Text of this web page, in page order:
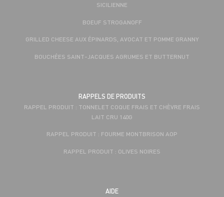
SICILIENNE
BOEUF STROGANOFF
GRILLED CHEESE AUX ÉPINARDS, AVOCAT ET POMME GRANNY
BOUCHÉES SAINT-JACQUES AGRUMES ET BUTTERNUT
RAPPELS DE PRODUITS
RAPPEL PRODUIT : TONNELET COQUE FRAIS ET CHÈVRE FRAIS
LAIT CRU 140G
RAPPEL PRODUIT : FOURME MONTBRISON AOP
RAPPEL PRODUIT : OLIVES NOIRES
AIDE